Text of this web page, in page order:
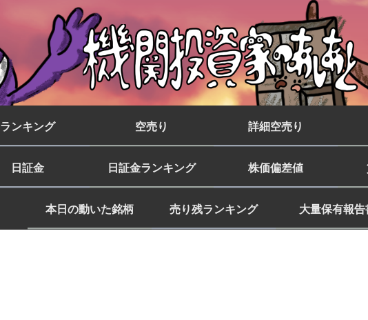
ランキング 空売り 詳細空売り
日証金 日証金ランキング 株価偏差値
本日の動いた銘柄 売り残ランキング 大量保有報告